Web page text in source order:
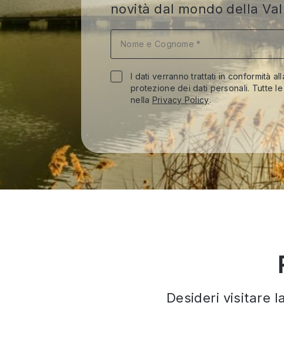
novità dal mondo della
I dati verranno trattati in conformità
protezione dei dati personali. Tutte
nella Privacy Policy.
Desideri visitare